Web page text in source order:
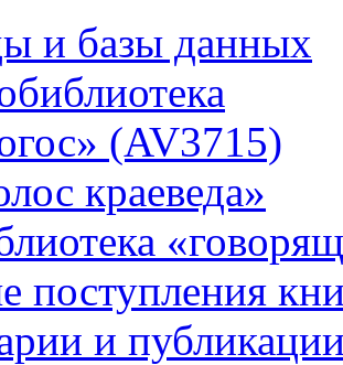
и базы данных
(AV3715)
краеведа»
поступления
и